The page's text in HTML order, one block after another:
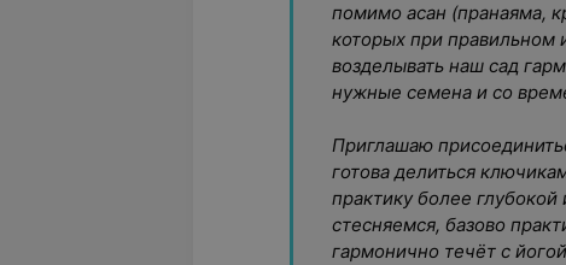
помимо асан (пранаяма,
которых при
возделывать наш сад
нужные семена и со
Приглашаю
готова делиться
практику более
стесняемся, базово
гармонично течёт с